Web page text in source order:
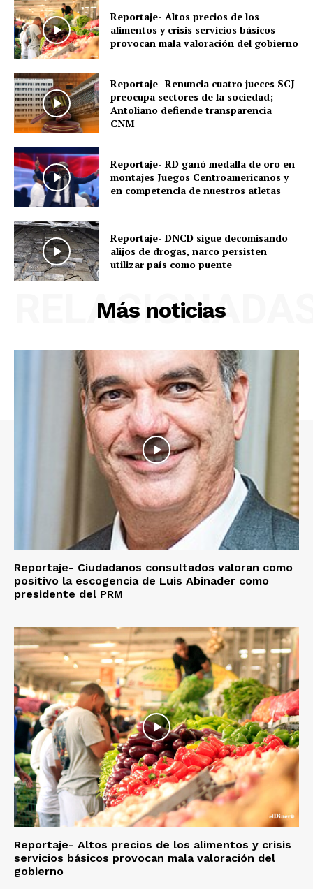
Reportaje- Altos precios de los
alimentos y crisis servicios básicos
provocan mala valoración del gobierno
Reportaje- Renuncia cuatro jueces SCJ
preocupa sectores de la sociedad;
Antoliano defiende transparencia
CNM
Reportaje- RD ganó medalla de oro en
montajes Juegos Centroamericanos y
en competencia de nuestros atletas
Reportaje- DNCD sigue decomisando
alijos de drogas, narco persisten
utilizar país como puente
Más noticias
Reportaje- Ciudadanos consultados valoran como
positivo la escogencia de Luis Abinader como
presidente del PRM
Reportaje- Altos precios de los alimentos y crisis
servicios básicos provocan mala valoración del
gobierno